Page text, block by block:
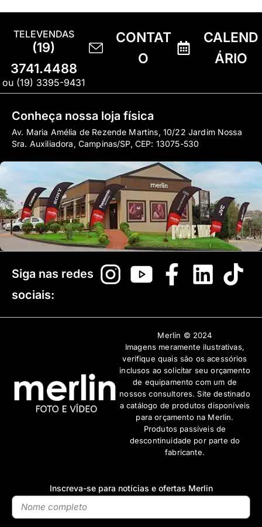
Inscreva-se para notícias e ofertas Merlin
TELEVENDAS
(19)
3741.4488
ou (19) 3395-9431
CONTAT
O
CALEND
ÁRIO
Conheça nossa loja física
Av. Maria Amélia de Rezende Martins, 10/22 Jardim Nossa
Sra. Auxiliadora, Campinas/SP, CEP: 13075-530
Siga nas redes
sociais:
Merlin © 2024
Imagens meramente ilustrativas,
verifique quais são os acessórios
inclusos ao solicitar seu orçamento
de equipamento com um de
nossos consultores. Site destinado
a catálogo de produtos disponíveis
para orçamento na Merlin.
Produtos passíveis de
descontinuidade por parte do
fabricante.